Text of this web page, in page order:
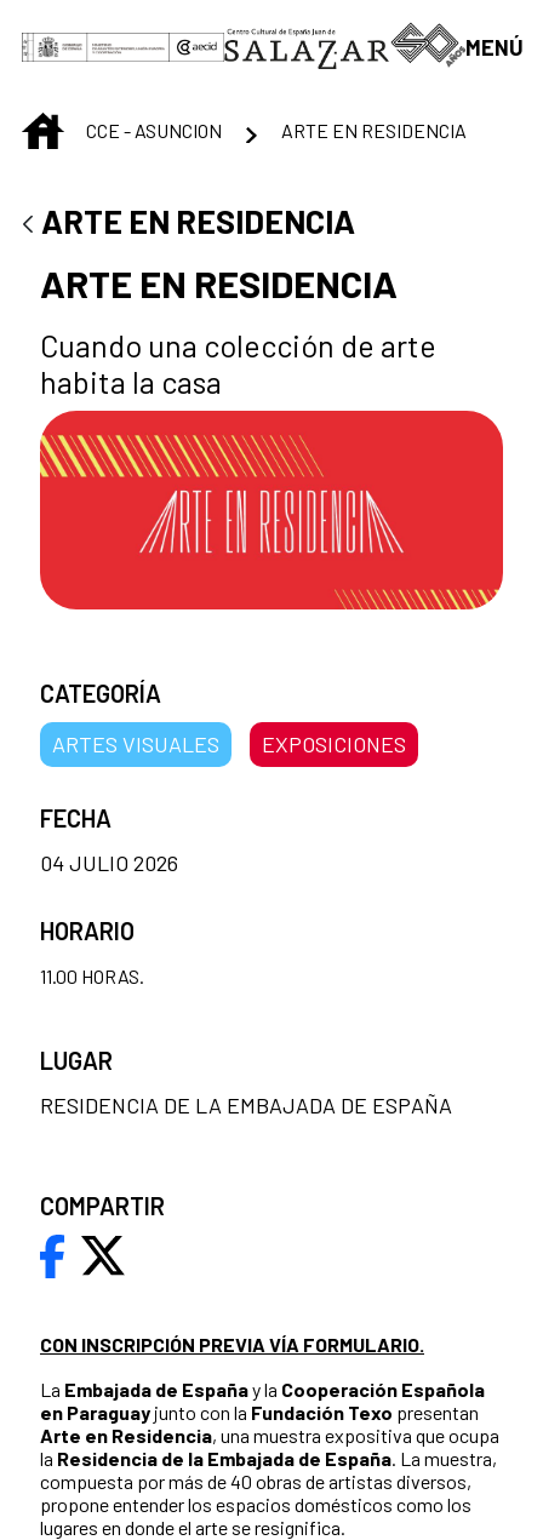
Saltar al contenido principal
MENÚ
INICIOCCE - ASUNCION ARTE EN RESIDENCIA
ARTE EN RESIDENCIA
ARTE EN RESIDENCIA
Cuando una colección de arte
habita la casa
CON INSCRIPCIÓN PREVIA VÍA FORMULARIO.
La Embajada de Españay la Cooperación Española
en Paraguay junto con la Fundación Texo presentan
Arte en Residencia, una muestra expositiva que ocupa
la Residencia de la Embajada de España. La muestra,
compuesta por más de 40 obras de artistas diversos,
propone entender los espacios domésticos como los
lugares en donde el arte se resignifica.
CATEGORÍA
ARTES VISUALES EXPOSICIONES
FECHA
04 JULIO 2026
HORARIO
11.00 HORAS.
LUGAR
RESIDENCIA DE LA EMBAJADA DE ESPAÑA
COMPARTIR